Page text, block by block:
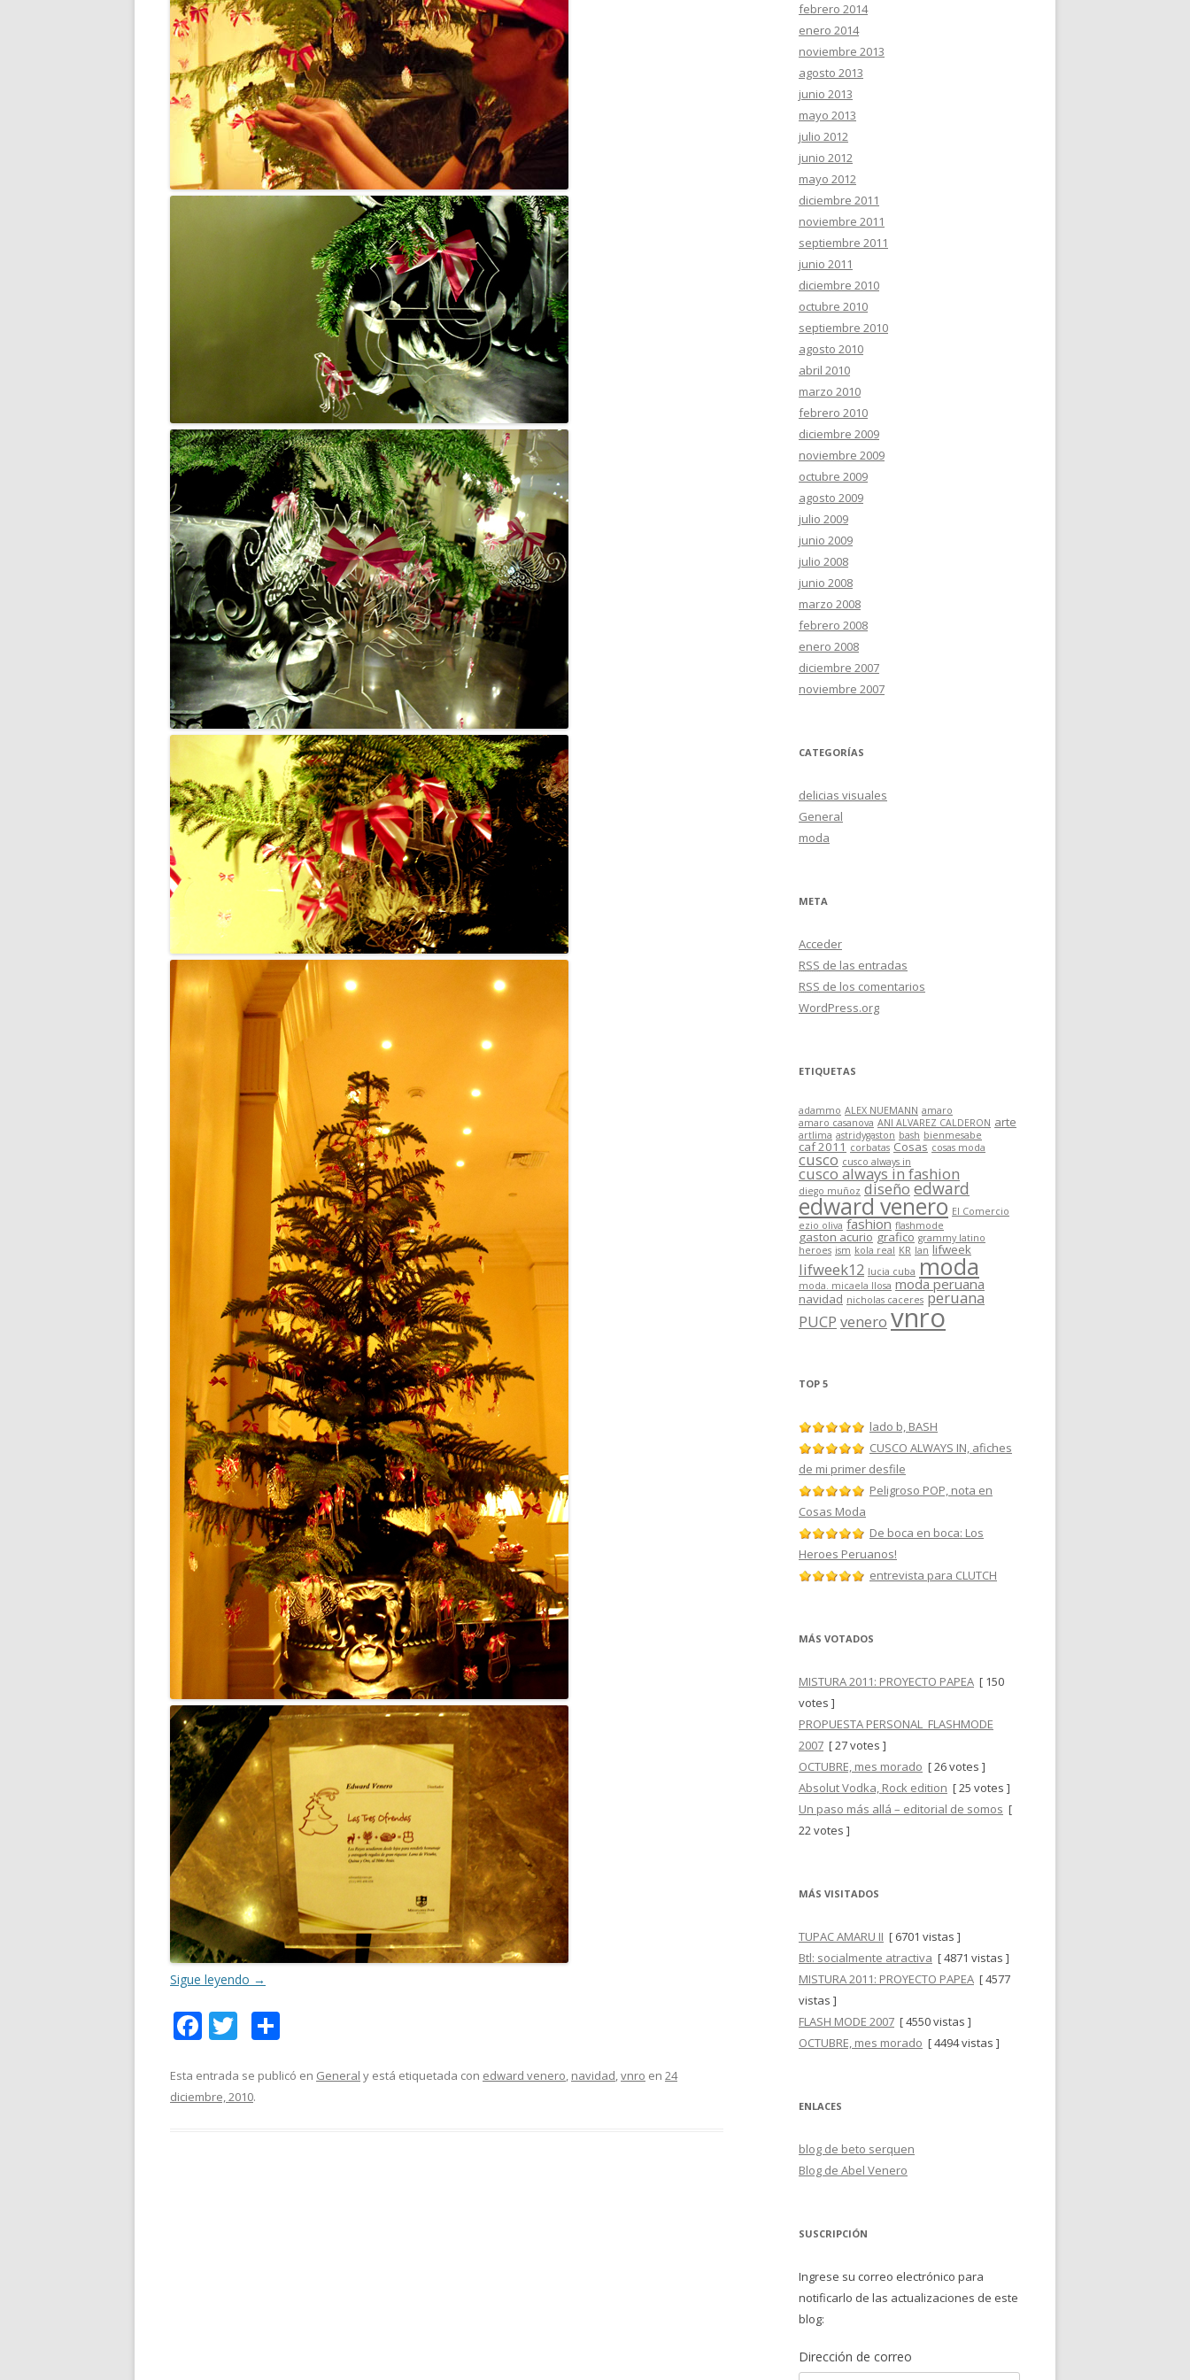
Sigue leyendo →
F
e
b
T
itt
er
m
Esta entrada se publicó en General y está etiquetada con edward venero, navidad,vnro en 24
diciembre, 2010.
febrero 2014
enero 2014
noviembre 2013
agosto 2013
junio 2013
mayo 2013
julio 2012
junio 2012
mayo 2012
diciembre 2011
noviembre 2011
septiembre 2011
junio 2011
diciembre 2010
octubre 2010
septiembre 2010
agosto 2010
abril 2010
marzo 2010
febrero 2010
diciembre 2009
noviembre 2009
octubre 2009
agosto 2009
julio 2009
junio 2009
julio 2008
junio 2008
marzo 2008
febrero 2008
enero 2008
diciembre 2007
noviembre 2007
CATEGORÍAS
delicias visuales
General
moda
META
Acceder
RSS de las entradas
RSS de los comentarios
WordPress.org
ETIQUETAS
adammo ALEX NUEMANN amaro
amaro casanova ANI ALVAREZ CALDERON arte
artlima astridygaston bash bienmesabe
caf 2011 corbatas Cosas cosas moda
cusco cusco always in
cusco always in fashion
diego muñoz diseño edward
edward venero El Comercio
ezio oliva fashion flashmode
gaston acurio grafico grammy latino
heroes ism kola real KR lan lifweek
lifweek12 lucia cuba moda
moda. micaela llosa moda peruana
navidad nicholas caceres peruana
PUCP venero vnro
TOP 5
lado b, BASH
CUSCO ALWAYS IN, afiches
de mi primer desfile
Peligroso POP, nota en
Cosas Moda
De boca en boca: Los
Heroes Peruanos!
entrevista para CLUTCH
MÁS VOTADOS
MISTURA 2011: PROYECTO PAPEA [ 150
votes ]
PROPUESTA PERSONAL_FLASHMODE
2007 [ 27 votes ]
OCTUBRE, mes morado [ 26 votes ]
Absolut Vodka, Rock edition [ 25 votes ]
Un paso más allá – editorial de somos [
22 votes ]
MÁS VISITADOS
TUPAC AMARU II [ 6701 vistas ]
Btl: socialmente atractiva [ 4871 vistas ]
MISTURA 2011: PROYECTO PAPEA [ 4577
vistas ]
FLASH MODE 2007 [ 4550 vistas ]
OCTUBRE, mes morado [ 4494 vistas ]
ENLACES
blog de beto serquen
Blog de Abel Venero
SUSCRIPCIÓN
Ingrese su correo electrónico para
notificarlo de las actualizaciones de este
blog:
Dirección de correo